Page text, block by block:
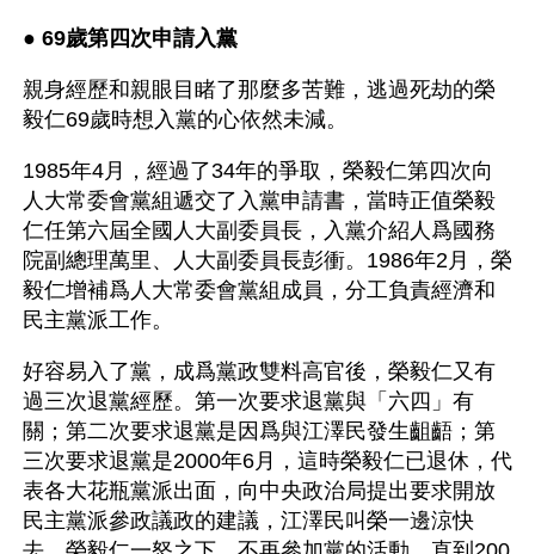
● 69歲第四次申請入黨
親身經歷和親眼目睹了那麼多苦難，逃過死劫的榮
毅仁69歲時想入黨的心依然未減。
1985年4月，經過了34年的爭取，榮毅仁第四次向
人大常委會黨組遞交了入黨申請書，當時正值榮毅
仁任第六屆全國人大副委員長，入黨介紹人爲國務
院副總理萬里、人大副委員長彭衝。1986年2月，榮
毅仁增補爲人大常委會黨組成員，分工負責經濟和
民主黨派工作。
好容易入了黨，成爲黨政雙料高官後，榮毅仁又有
過三次退黨經歷。第一次要求退黨與「六四」有
關；第二次要求退黨是因爲與江澤民發生齟齬；第
三次要求退黨是2000年6月，這時榮毅仁已退休，代
表各大花瓶黨派出面，向中央政治局提出要求開放
民主黨派參政議政的建議，江澤民叫榮一邊涼快